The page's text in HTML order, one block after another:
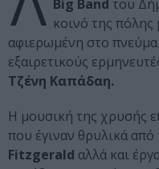
Big Band του
κοινό της πόλης
αφιερωμένη στο
εξαιρετικούς
Τζένη Καπάδαη.
Η μουσική της χρυσής
που έγιναν θρυλικά από
Fitzgerald αλλά και